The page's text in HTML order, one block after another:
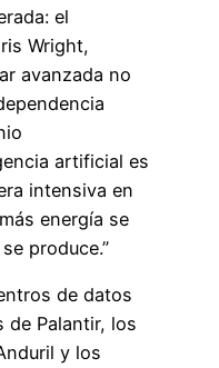
el
Wright,
avanzada no
artificial es
intensiva en
energía se
produce.”
de datos
de Palantir, los
y los